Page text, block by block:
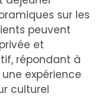
sur les
peuvent
et
répondant à
expérience
culturel